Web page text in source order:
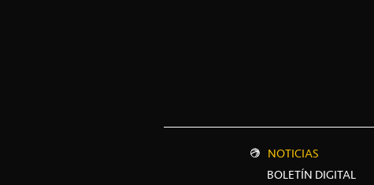
NOTICIAS
BOLETÍN DIGITAL